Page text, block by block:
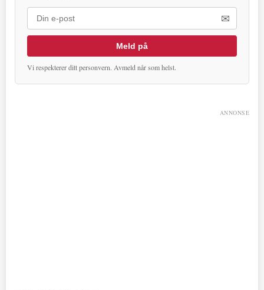
✉
Meld på
Vi respekterer ditt personvern. Avmeld når som helst.
ANNONSE